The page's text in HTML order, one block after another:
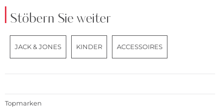
Stöbern Sie weiter
JACK & JONES KINDER ACCESSOIRES
Topmarken